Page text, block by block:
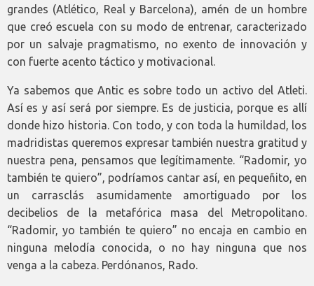
grandes (Atlético, Real y Barcelona), amén de un hombre
que creó escuela con su modo de entrenar, caracterizado
por un salvaje pragmatismo, no exento de innovación y
con fuerte acento táctico y motivacional.
Ya sabemos que Antic es sobre todo un activo del Atleti.
Así es y así será por siempre. Es de justicia, porque es allí
donde hizo historia. Con todo, y con toda la humildad, los
madridistas queremos expresar también nuestra gratitud y
nuestra pena, pensamos que legítimamente. “Radomir, yo
también te quiero”, podríamos cantar así, en pequeñito, en
un carrasclás asumidamente amortiguado por los
decibelios de la metafórica masa del Metropolitano.
“Radomir, yo también te quiero” no encaja en cambio en
ninguna melodía conocida, o no hay ninguna que nos
venga a la cabeza. Perdónanos, Rado.